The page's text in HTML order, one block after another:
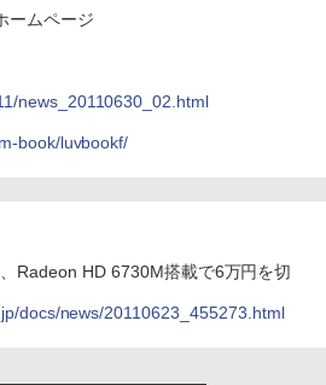
ームページ
news_20110630_02.html
book/luvbookf/
Radeon HD 6730M搭載で6万円を切
docs/news/20110623_455273.html